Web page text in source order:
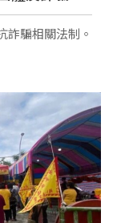
詐騙相關法制。